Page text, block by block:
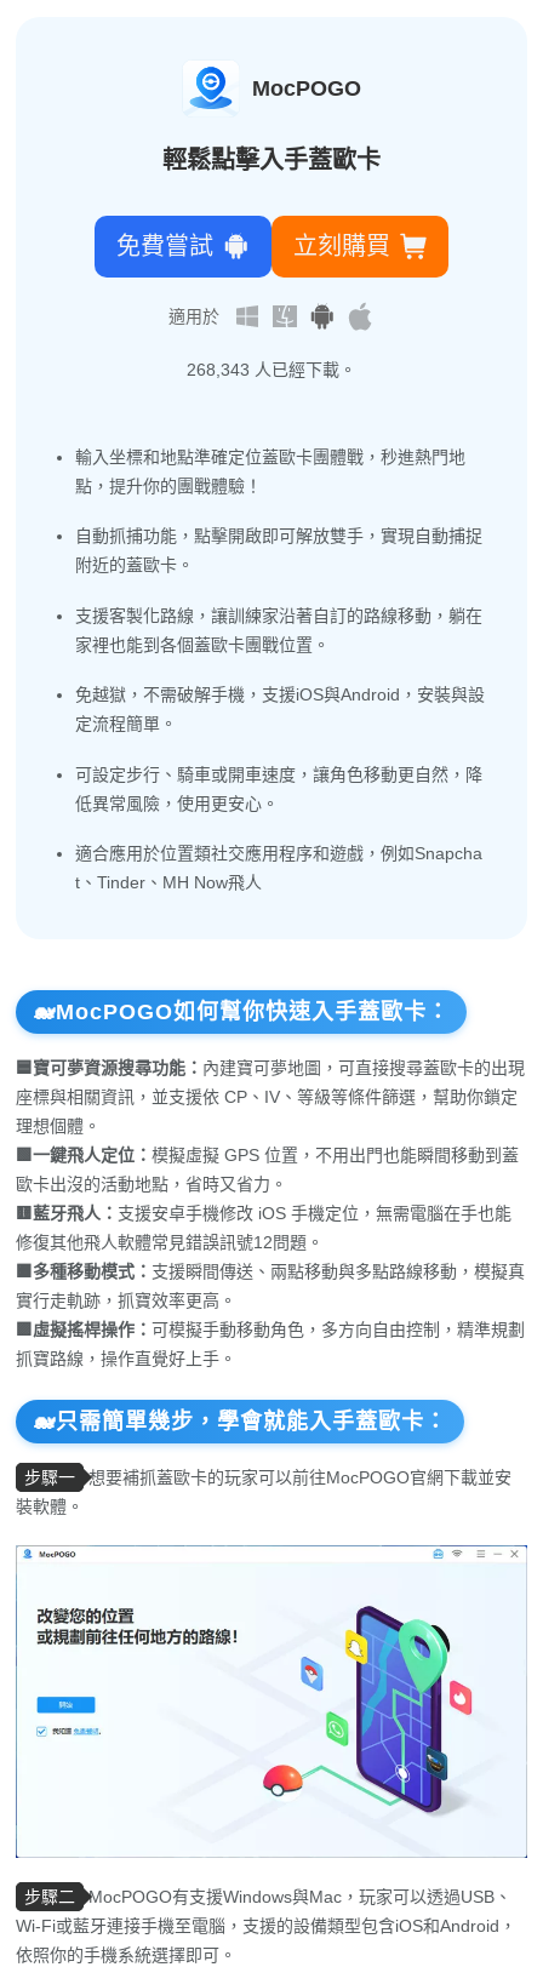
MocPOGO
輕鬆點擊入手蓋歐卡
免費嘗試 立刻購買
適用於
268,347 人已經下載。
輸入坐標和地點準確定位蓋歐卡團體戰，秒進熱門地
點，提升你的團戰體驗！
自動抓捕功能，點擊開啟即可解放雙手，實現自動捕捉
附近的蓋歐卡。
支援客製化路線，讓訓練家沿著自訂的路線移動，躺在
家裡也能到各個蓋歐卡團戰位置。
免越獄，不需破解手機，支援iOS與Android，安裝與設
定流程簡單。
可設定步行、騎車或開車速度，讓角色移動更自然，降
低異常風險，使用更安心。
適合應用於位置類社交應用程序和遊戲，例如Snapcha
t、Tinder、MH Now飛人
🐋MocPOGO如何幫你快速入手蓋歐卡：
🟦寶可夢資源搜尋功能： 內建寶可夢地圖，可直接搜尋蓋歐卡的出現
座標與相關資訊，並支援依 CP、IV、等級等條件篩選，幫助你鎖定
理想個體。
🟩一鍵飛人定位：模擬虛擬 GPS 位置，不用出門也能瞬間移動到蓋
歐卡出沒的活動地點，省時又省力。
🟨藍牙飛人： 支援安卓手機修改 iOS 手機定位，無需電腦在手也能
修復其他飛人軟體常見錯誤訊號12問題。
🟧多種移動模式： 支援瞬間傳送、兩點移動與多點路線移動，模擬真
實行走軌跡，抓寶效率更高。
🟪虛擬搖桿操作：可模擬手動移動角色，多方向自由控制，精準規劃
抓寶路線，操作直覺好上手。
🐋只需簡單幾步，學會就能入手蓋歐卡：
步驟一
想要補抓蓋歐卡的玩家可以前往MocPOGO官網下載並安
裝軟體。
步驟二
MocPOGO有支援Windows與Mac，玩家可以透過USB、
Wi-Fi或藍牙連接手機至電腦，支援的設備類型包含iOS和Android，
依照你的手機系統選擇即可。